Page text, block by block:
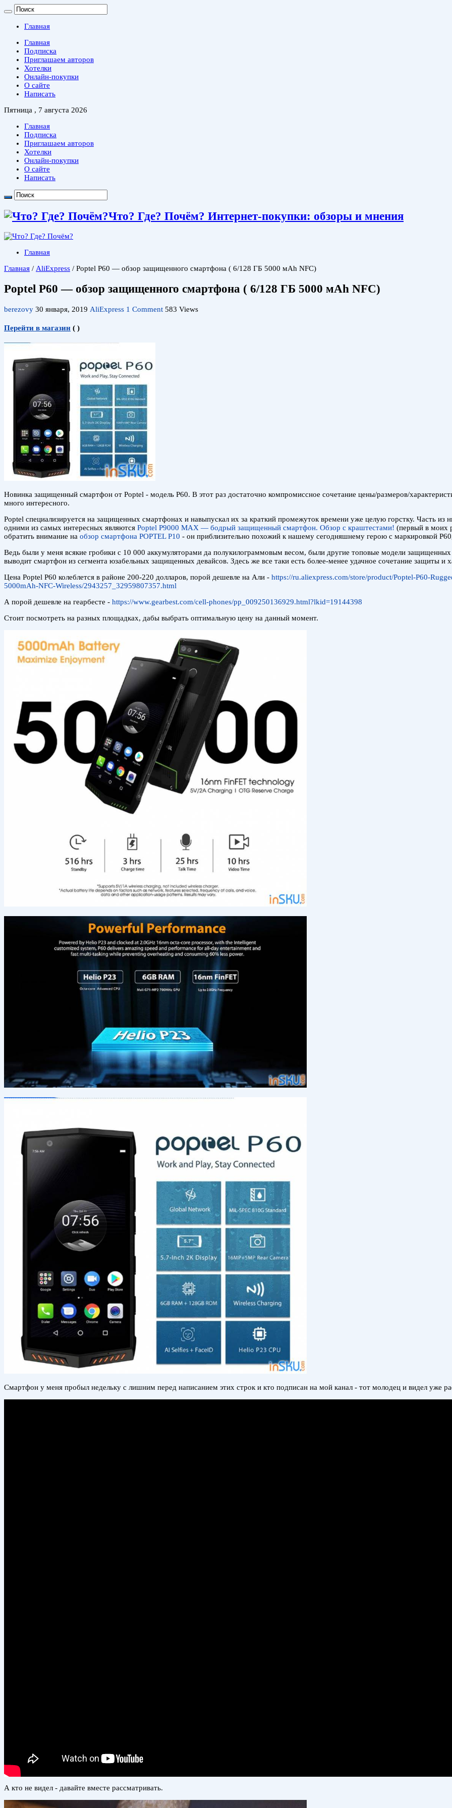
Главная
Главная
Подписка
Приглашаем авторов
Хотелки
Онлайн-покупки
О сайте
Написать
Пятница , 7 августа 2026
Главная
Подписка
Приглашаем авторов
Хотелки
Онлайн-покупки
О сайте
Написать
Что? Где? Почём? Интернет-покупки: обзоры и мнения
Главная
Главная / AliExpress / Poptel P60 — обзор защищенного смартфона ( 6/128 ГБ 5000 мАh NFC)
Poptel P60 — обзор защищенного смартфона ( 6/128 ГБ 5000 мАh NFC)
berezovy 30 января, 2019 AliExpress 1 Comment 583 Views
Перейти в магазин ( )
Новинка защищенный смартфон от Poptel - модель P60. В этот раз достаточно компромиссное сочетание цены/размеров/
много интересного.
Poptel специализируется на защищенных смартфонах и навыпускал их за краткий промежуток времени уже целую горстку. Часть
одними из самых интересных являются Poptel P9000 MAX — бодрый защищенный смартфон. Обзор с краштестами! (первый в моих
обратить внимание на обзор смартфона POPTEL P10 - он приблизительно похожий к нашему сегодняшнему герою с маркировкой
Ведь были у меня всякие гробики с 10 000 аккумуляторами да полукилограммовым весом, были другие топовые модели
выводит смартфон из сегмента юзабельных защищенных девайсов. Здесь же все таки есть более-менее удачное сочетание защиты и
Цена Poptel P60 колеблется в районе 200-220 долларов, порой дешевле на Али - https://ru.aliexpress.com/store/product/Poptel-P60-
5000mAh-NFC-Wireless/2943257_32959807357.html
А порой дешевле на геарбесте - https://www.gearbest.com/cell-phones/pp_009250136929.html?lkid=19144398
Стоит посмотреть на разных площадках, дабы выбрать оптимальную цену на данный момент.
Смартфон у меня пробыл недельку с лишним перед написанием этих строк и кто подписан на мой канал - тот молодец и видел уже
А кто не видел - давайте вместе рассматривать.